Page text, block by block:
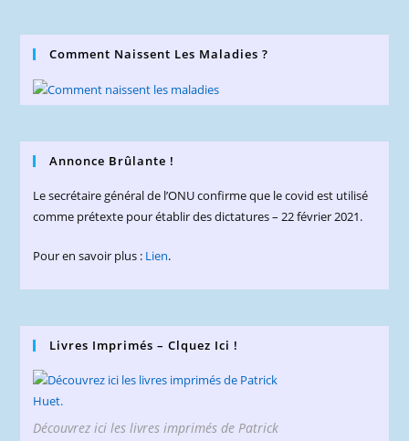
Comment Naissent Les Maladies ?
Annonce Brûlante !
Le secrétaire général de l’ONU confirme que le covid est utilisé
comme prétexte pour établir des dictatures – 22 février 2021.
Pour en savoir plus : Lien.
Livres Imprimés – Clquez Ici !
Découvrez ici les livres imprimés de Patrick